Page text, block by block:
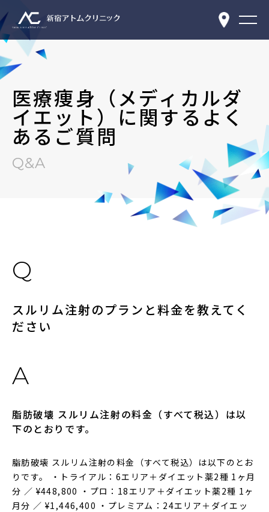
医療痩身（メディカルダ
イエット）に関するよく
あるご質問
Q&A
スルリム注射のプランと料金を教えてく
ださい
脂肪破壊 スルリム注射の料金（すべて税込）は以
下のとおりです。
脂肪破壊 スルリム注射の料金（すべて税込）は以下のとお
りです。 ・トライアル：6エリア＋ダイエット薬2種 1ヶ月
分 ／ ¥448,800 ・プロ：18エリア＋ダイエット薬2種 1ヶ
月分 ／ ¥1,446,400 ・プレミアム：24エリア＋ダイエッ